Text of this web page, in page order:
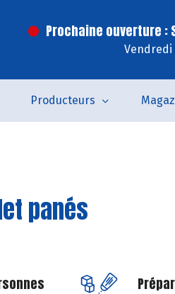
Prochaine ouverture :
Vendredi
Producteurs
panés